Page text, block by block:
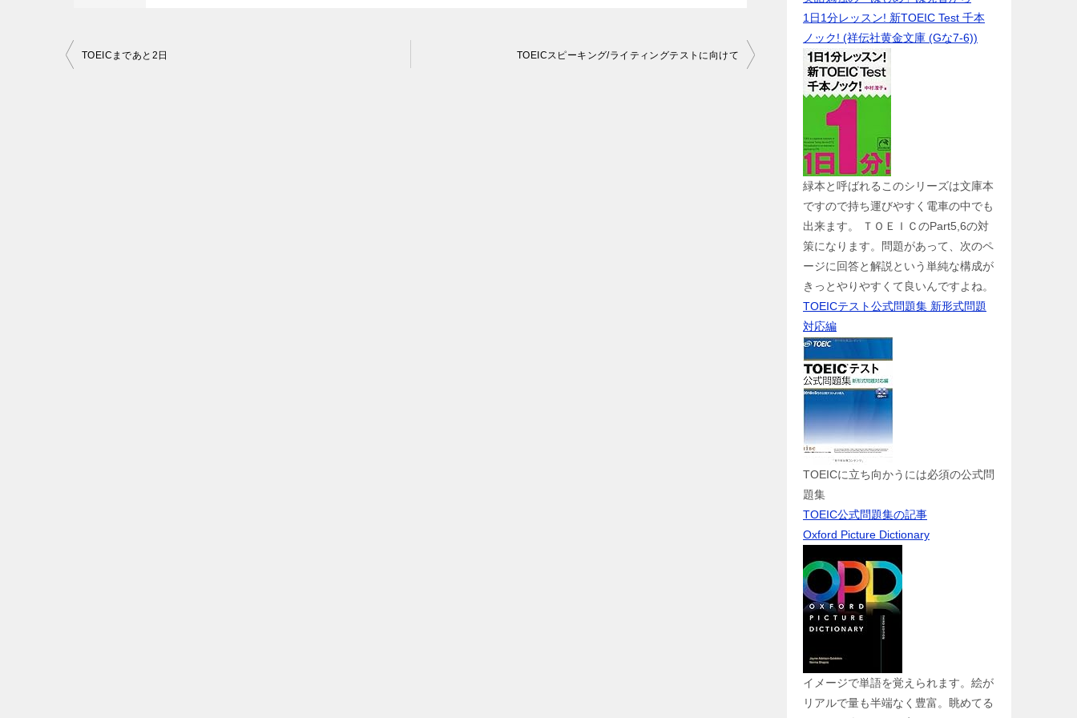
投TOEICまであと2日 TOEICスピーキング/ライティングテストに向けて
1日1分レッスン! 新TOEIC Test 千本
ノック! (祥伝社黄金文庫 (Gな7-6))
緑本と呼ばれるこのシリーズは文庫本
ですので持ち運びやすく電車の中でも
出来ます。 ＴＯＥＩＣのPart5,6の対
策になります。問題があって、次のペ
ージに回答と解説という単純な構成が
きっとやりやすくて良いんですよね。
TOEICテスト公式問題集 新形式問題
対応編
TOEICに立ち向かうには必須の公式問
題集
TOEIC公式問題集の記事
Oxford Picture Dictionary
イメージで単語を覚えられます。絵が
リアルで量も半端なく豊富。眺めてる